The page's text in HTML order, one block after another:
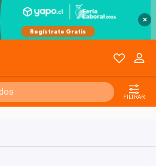
×
FILTRAR